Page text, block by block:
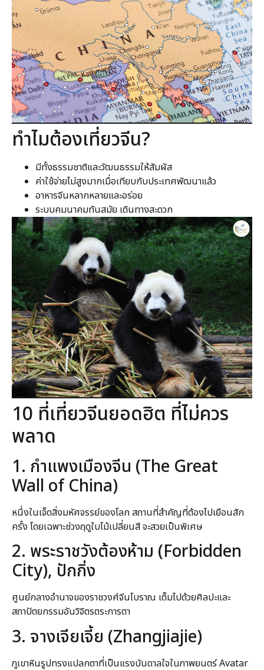
ทำไมต้องเที่ยวจีน?
มีทั้งธรรมชาติและวัฒนธรรมให้สัมผัส
ค่าใช้จ่ายไม่สูงมากเมื่อเทียบกับประเทศพัฒนาแล้ว
อาหารจีนหลากหลายและอร่อย
ระบบคมนาคมทันสมัย เดินทางสะดวก
10 ที่เที่ยวจีนยอดฮิต ที่ไม่ควร
พลาด
1. กำแพงเมืองจีน (The Great
Wall of China)
หนึ่งในเจ็ดสิ่งมหัศจรรย์ของโลก สถานที่สำคัญที่ต้องไปเยือนสัก
ครั้ง โดยเฉพาะช่วงฤดูใบไม้เปลี่ยนสี จะสวยเป็นพิเศษ
2. พระราชวังต้องห้าม (Forbidden
City), ปักกิ่ง
ศูนย์กลางอำนาจของราชวงศ์จีนโบราณ เต็มไปด้วยศิลปะและ
สถาปัตยกรรมอันวิจิตรตระการตา
3. จางเจียเจี้ย (Zhangjiajie)
ภูเขาหินรูปทรงแปลกตาที่เป็นแรงบันดาลใจในภาพยนตร์ Avatar